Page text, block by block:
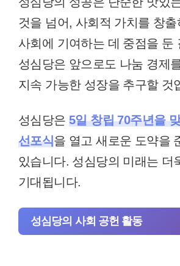
것을 넘어, 사회적 가치를 창출
사회에 기여하는 데 중점을 둔
성심당은 앞으로도 나눔 경제
지속 가능한 성장을 추구할 것
성심당은 5일 창립 70주년을
선포식을 열고 새로운 도약을
있습니다. 성심당의 미래는 더
기대됩니다.
성심당의 사회 공헌 활동